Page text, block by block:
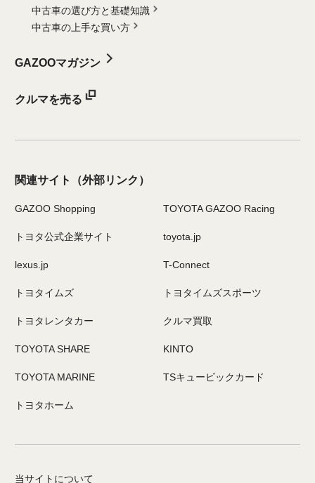
中古車の選び方と基礎知識
中古車の上手な買い方
GAZOOマガジン
クルマを売る
関連サイト （外部リンク）
GAZOO Shopping TOYOTA GAZOO Racing
トヨタ公式企業サイト toyota.jp
lexus.jp T-Connect
トヨタイムズ トヨタイムズスポーツ
トヨタレンタカー クルマ買取
TOYOTA SHARE KINTO
TOYOTA MARINE TSキュービックカード
トヨタホーム
当サイトについて